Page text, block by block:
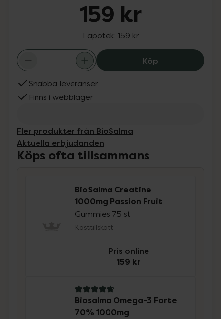
159 kr
I apotek: 159 kr
KöpBioSalma
Snabba leveranser
Finns i webblager
Fler produkter från BioSalma
Aktuella erbjudanden
Köps ofta tillsammans
BioSalma Creatine
1000mg Passion Fruit
Gummies 75 st
Kosttillskott
Pris online
159 kr
4.8 av 5 i omdöme
Biosalma Omega-3 Forte
70% 1000mg